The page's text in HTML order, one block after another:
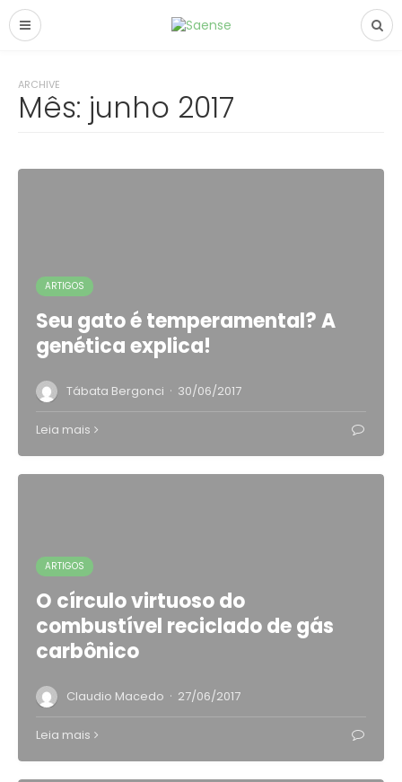
ARCHIVE
Mês: junho 2017
ARTIGOS
Seu gato é temperamental? A
genética explica!
Tábata Bergonci · 30/06/2017
Leia mais
ARTIGOS
O círculo virtuoso do
combustível reciclado de gás
carbônico
Claudio Macedo · 27/06/2017
Leia mais